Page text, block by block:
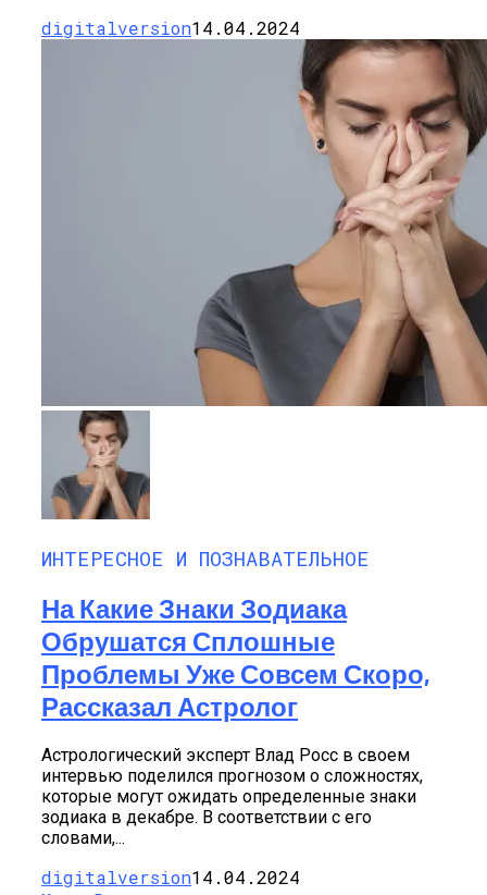
digitalversion14.04.2024
ИНТЕРЕСНОЕ И ПОЗНАВАТЕЛЬНОЕ
На Какие Знаки Зодиака
Обрушатся Сплошные
Проблемы Уже Совсем Скоро,
Рассказал Астролог
Астрологический эксперт Влад Росс в своем
интервью поделился прогнозом о сложностях,
которые могут ожидать определенные знаки
зодиака в декабре. В соответствии с его
словами,...
digitalversion14.04.2024